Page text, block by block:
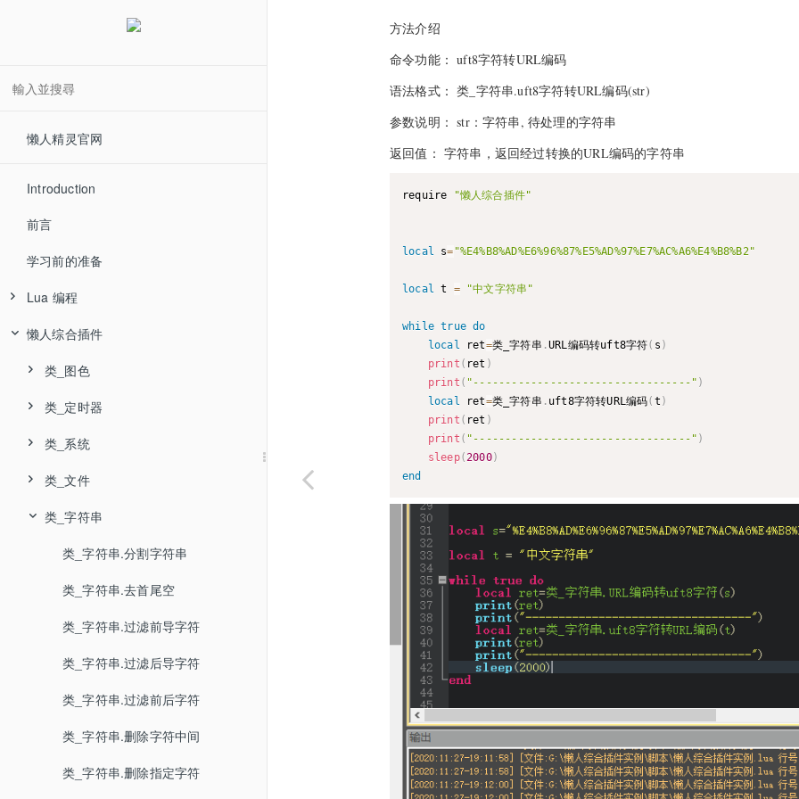
懒人精灵官网
Introduction
前言
学习前的准备
Lua 编程
懒人综合插件
类_图色
类_定时器
类_系统
类_文件
类_字符串
类_字符串.分割字符串
类_字符串.去首尾空
类_字符串.过滤前导字符
类_字符串.过滤后导字符
类_字符串.过滤前后字符
类_字符串.删除字符中间
类_字符串.删除指定字符
方法介绍
命令功能： uft8字符转URL编码
语法格式： 类_字符串.uft8字符转URL编码(str)
参数说明： str：字符串, 待处理的字符串
返回值： 字符串，返回经过转换的URL编码的字符串
require "懒人综合插件"
local s= "%E4%B8%AD%E6%96%87%E5%AD%97%E7%AC%A6%E4%B8%B2"
local t = "中文字符串"
while true do
local ret=类_字符串 .URL编码转uft8字符( s )
print ( ret )
print ( "----------------------------------" )
local ret=类_字符串 . uft8字符转URL编码( t )
print ( ret )
print ( "----------------------------------" )
sleep(2000)
end